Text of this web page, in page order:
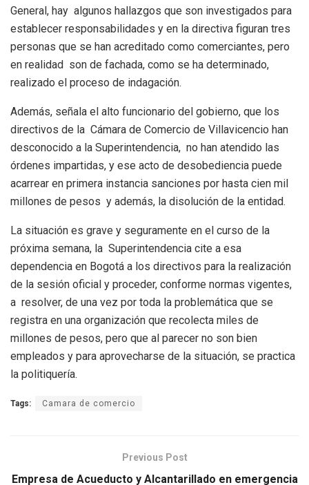
General, hay algunos hallazgos que son investigados para
establecer responsabilidades y en la directiva figuran tres
personas que se han acreditado como comerciantes, pero
en realidad son de fachada, como se ha determinado,
realizado el proceso de indagación.
Además, señala el alto funcionario del gobierno, que los
directivos de la Cámara de Comercio de Villavicencio han
desconocido a la Superintendencia, no han atendido las
órdenes impartidas, y ese acto de desobediencia puede
acarrear en primera instancia sanciones por hasta cien mil
millones de pesos y además, la disolución de la entidad.
La situación es grave y seguramente en el curso de la
próxima semana, la Superintendencia cite a esa
dependencia en Bogotá a los directivos para la realización
de la sesión oficial y proceder, conforme normas vigentes,
a resolver, de una vez por toda la problemática que se
registra en una organización que recolecta miles de
millones de pesos, pero que al parecer no son bien
empleados y para aprovecharse de la situación, se practica
la politiquería.
Tags: Camara de comercio
Previous Post
Empresa de Acueducto y Alcantarillado en emergencia